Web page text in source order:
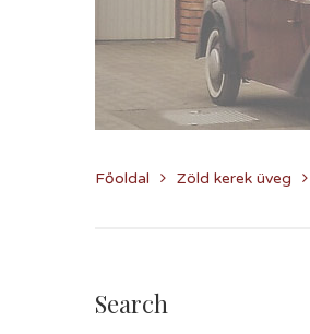
Főoldal Zöld kerek üveg
Search